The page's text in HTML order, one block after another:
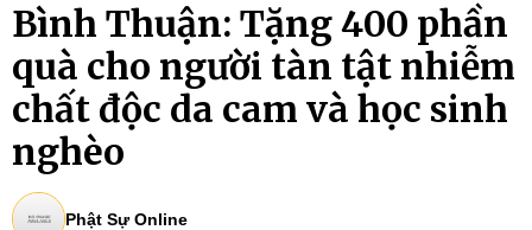
Bình Thuận: Tặng 400 phần
quà cho người tàn tật nhiễm
chất độc da cam và học sinh
nghèo
Phật Sự Online